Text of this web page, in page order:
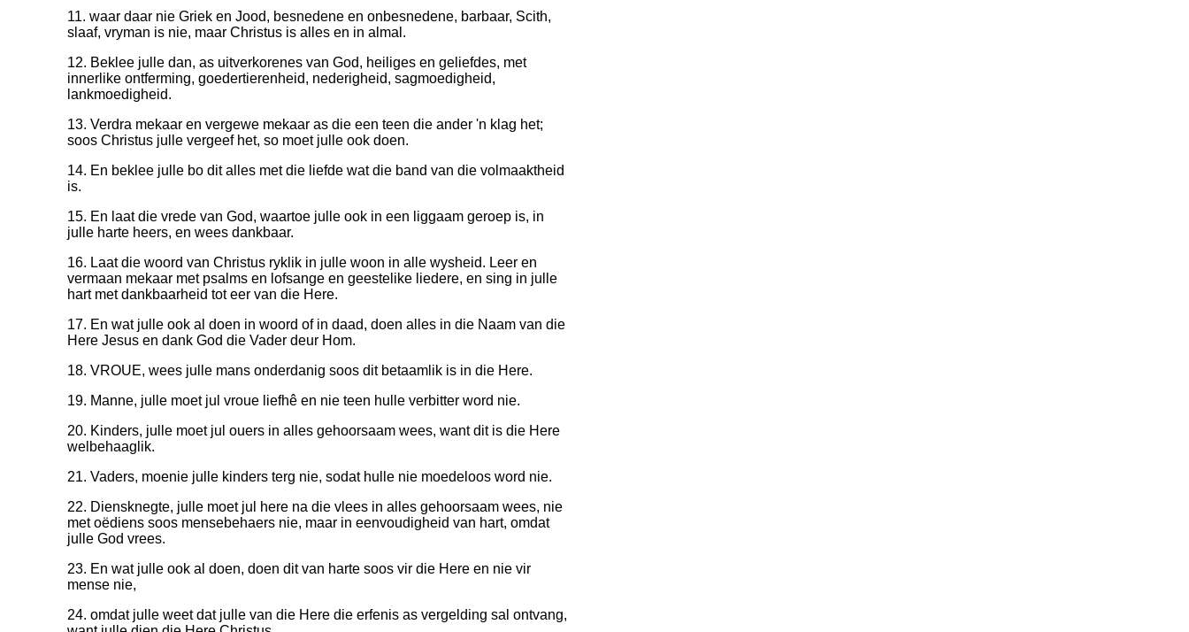
11. waar daar nie Griek en Jood, besnedene en onbesnedene, barbaar, Scith,
slaaf, vryman is nie, maar Christus is alles en in almal.
12. Beklee julle dan, as uitverkorenes van God, heiliges en geliefdes, met
innerlike ontferming, goedertierenheid, nederigheid, sagmoedigheid,
lankmoedigheid.
13. Verdra mekaar en vergewe mekaar as die een teen die ander 'n klag het;
soos Christus julle vergeef het, so moet julle ook doen.
14. En beklee julle bo dit alles met die liefde wat die band van die volmaaktheid
is.
15. En laat die vrede van God, waartoe julle ook in een liggaam geroep is, in
julle harte heers, en wees dankbaar.
16. Laat die woord van Christus ryklik in julle woon in alle wysheid. Leer en
vermaan mekaar met psalms en lofsange en geestelike liedere, en sing in julle
hart met dankbaarheid tot eer van die Here.
17. En wat julle ook al doen in woord of in daad, doen alles in die Naam van die
Here Jesus en dank God die Vader deur Hom.
18. VROUE, wees julle mans onderdanig soos dit betaamlik is in die Here.
19. Manne, julle moet jul vroue liefhê en nie teen hulle verbitter word nie.
20. Kinders, julle moet jul ouers in alles gehoorsaam wees, want dit is die Here
welbehaaglik.
21. Vaders, moenie julle kinders terg nie, sodat hulle nie moedeloos word nie.
22. Diensknegte, julle moet jul here na die vlees in alles gehoorsaam wees, nie
met oëdiens soos mensebehaers nie, maar in eenvoudigheid van hart, omdat
julle God vrees.
23. En wat julle ook al doen, doen dit van harte soos vir die Here en nie vir
mense nie,
24. omdat julle weet dat julle van die Here die erfenis as vergelding sal ontvang,